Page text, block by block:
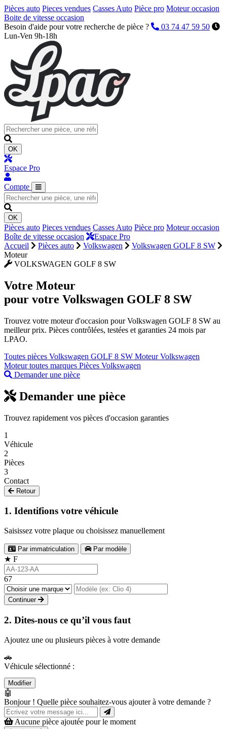
Pièces auto Pieces vendues Casses Auto Pièce pro Moteur occasion
Boite de vitesse occasion
Besoin d'aide pour votre recherche de pièce ?
03 74 47 59 50
Lun-Ven 9h-18h
OK
Espace Pro
Compte
OK
Pièces auto Pieces vendues Casses Auto Pièce pro Moteur occasion
Boîte de vitesse occasion
Espace Pro
Accueil
Pièces auto Volkswagen
Volkswagen GOLF 8 SW
Moteur
VOLKSWAGEN GOLF 8 SW
Votre Moteur
pour votre Volkswagen GOLF 8 SW
Trouvez votre moteur d'occasion pour Volkswagen GOLF 8 SW au
meilleur prix. Pièces contrôlées, testées et garanties 24 mois par
LPAO.
Toutes pièces Volkswagen GOLF 8 SW Moteur Volkswagen
Moteur toutes marques Pièces Volkswagen
Demander une pièce
Demander une pièce
Trouvez rapidement vos pièces d'occasion garanties
1
Véhicule
2
Pièces
3
Contact
Retour
1. Identifions votre véhicule
Saisissez votre plaque ou choisissez manuellement
Par immatriculation Par modèle
★ F
67
Continuer
2. Dites-nous ce qu’il vous faut
Ajoutez une ou plusieurs pièces à votre demande
🚗
Véhicule sélectionné :
Modifier
🤖
Bonjour ! Quelle pièce souhaitez-vous ajouter à votre demande ?
Aucune pièce ajoutée pour le moment